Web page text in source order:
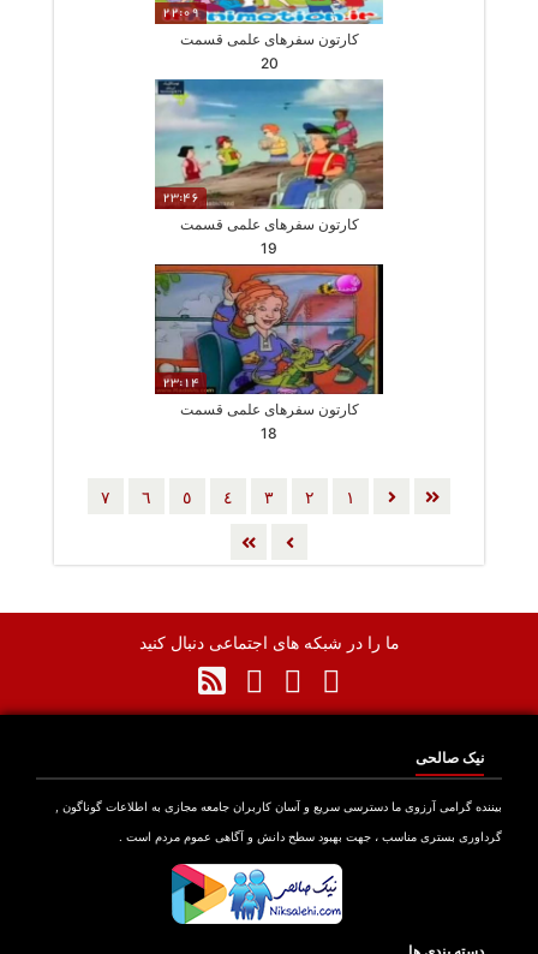
22:09
کارتون سفرهای علمی قسمت
20
23:46
کارتون سفرهای علمی قسمت
19
23:14
کارتون سفرهای علمی قسمت
18
١ ٢ ٣ ٤ ٥ ٦ ٧
ما را در شبکه های اجتماعی دنبال کنید
نیک صالحی
بیننده گرامی آرزوی ما دسترسی سریع و آسان کاربران جامعه مجازی به اطلاعات گوناگون ,
گرداوری بستری مناسب ، جهت بهبود سطح دانش و آگاهی عموم مردم است .